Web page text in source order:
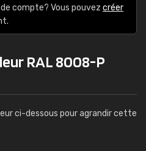
compte? Vous pouvez créer
RAL 8008-P
ci-dessous pour agrandir cette